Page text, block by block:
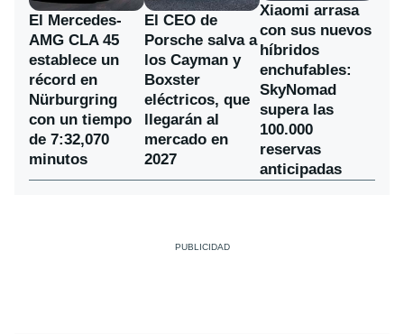
El Mercedes-
AMG CLA 45
establece un
récord en
Nürburgring
con un tiempo
de 7:32,070
minutos
El CEO de
Porsche salva a
los Cayman y
Boxster
eléctricos, que
llegarán al
mercado en
2027
Xiaomi arrasa
con sus nuevos
híbridos
enchufables:
SkyNomad
supera las
100.000
reservas
anticipadas